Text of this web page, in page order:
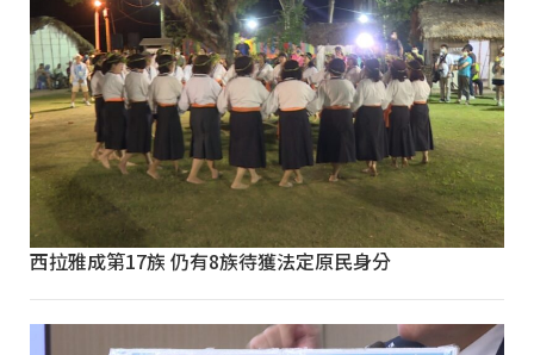
西拉雅成第17族 仍有8族待獲法定原民身分